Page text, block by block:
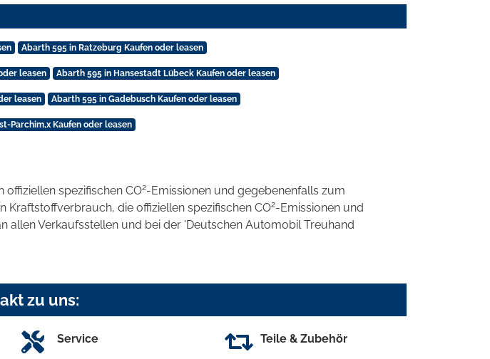
Abarth 595 in Ratzeburg Kaufen oder leasen
leasen Abarth 595 in Hansestadt Lübeck Kaufen oder leasen
leasen Abarth 595 in Gadebusch Kaufen oder leasen
Parchim,x Kaufen oder leasen
spezifischen CO2-Emissionen und gegebenenfalls zum
die offiziellen spezifischen CO2-Emissionen und
Verkaufsstellen und bei der 'Deutschen Automobil Treuhand
zu uns:
Service Teile & Zubehör